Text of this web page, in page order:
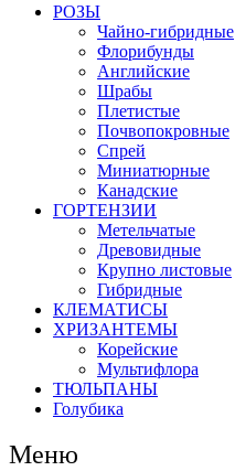
РОЗЫ
Чайно-гибридные
Флорибунды
Английские
Шрабы
Плетистые
Почвопокровные
Спрей
Миниатюрные
Канадские
ГОРТЕНЗИИ
Метельчатые
Древовидные
Крупно листовые
Гибридные
КЛЕМАТИСЫ
ХРИЗАНТЕМЫ
Корейские
Мультифлора
ТЮЛЬПАНЫ
Голубика
Меню